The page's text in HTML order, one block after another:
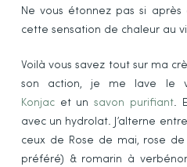
Ne vous étonnez pas si après
cette sensation de chaleur au
Voilà vous savez tout sur ma
son action, je me lave le
Konjacet unsavon purifiant.
avec un hydrolat. J’alterne
ceux de Rose de mai, rose
préféré) & romarin à